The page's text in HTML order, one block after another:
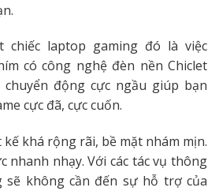
chiếc laptop gaming đó là việc
có công nghệ đèn nền Chiclet
động cực ngầu giúp bạn
cực đã, cực cuốn.
khá rộng rãi, bề mặt nhám mịn.
nhanh nhạy. Với các tác vụ thông
không cần đến sự hỗ trợ của